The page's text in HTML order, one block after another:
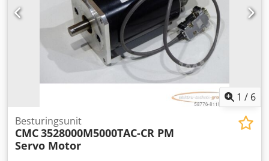
1 / 6
Besturingsunit
CMC3528000M5000TAC-CR PM
Servo Motor